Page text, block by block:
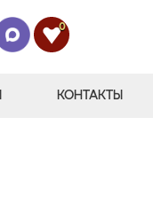
0
КОНТАКТЫ